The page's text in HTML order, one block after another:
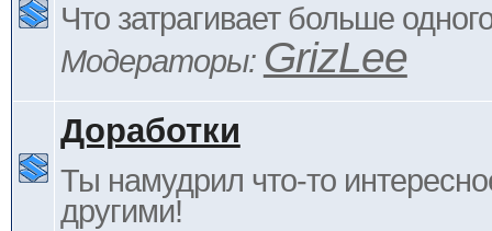
Что затрагивает больше
Модераторы: GrizLee
Доработки
Ты намудрил что-то
другими!